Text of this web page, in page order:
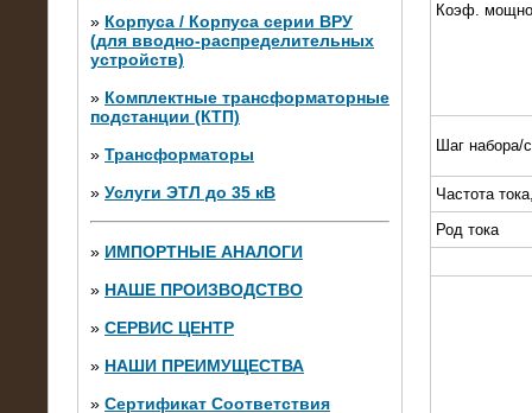
» Корпуса / Корпуса серии ВРУ
(для вводно-распределительных
устройств)
» Комплектные трансформаторные
подстанции (КТП)
» Трансформаторы
» Услуги ЭТЛ до 35 кВ
» ИМПОРТНЫЕ АНАЛОГИ
» НАШЕ ПРОИЗВОДСТВО
» СЕРВИС ЦЕНТР
» НАШИ ПРЕИМУЩЕСТВА
» Сертификат Соответствия
28.02.2015
Нагрузочные модули 700 кВт (4
штуки)
Коэф.
Шаг набора/
Частота
Род тока